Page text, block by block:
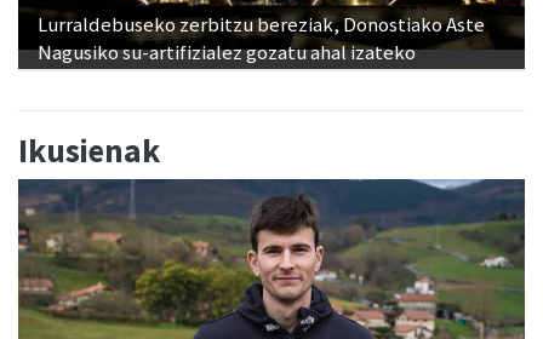
Lurraldebuseko zerbitzu bereziak, Donostiako Aste
Nagusiko su-artifizialez gozatu ahal izateko
Ikusienak